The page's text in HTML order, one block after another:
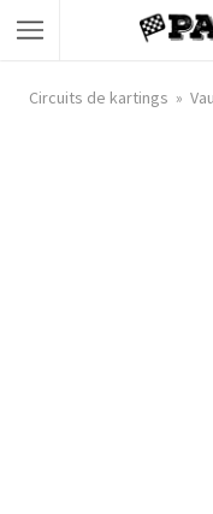
Circuits de kartings